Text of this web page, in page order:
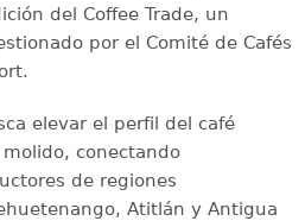
del Coffee Trade, un
por el Comité de Cafés
elevar el perfil del café
conectando
de regiones
Atitlán y Antigua